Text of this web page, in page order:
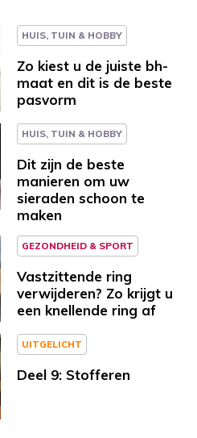
HUIS, TUIN & HOBBY
Zo kiest u de juiste bh-
maat en dit is de beste
pasvorm
HUIS, TUIN & HOBBY
Dit zijn de beste
manieren om uw
sieraden schoon te
maken
GEZONDHEID & SPORT
Vastzittende ring
verwijderen? Zo krijgt u
een knellende ring af
UITGELICHT
Deel 9: Stofferen